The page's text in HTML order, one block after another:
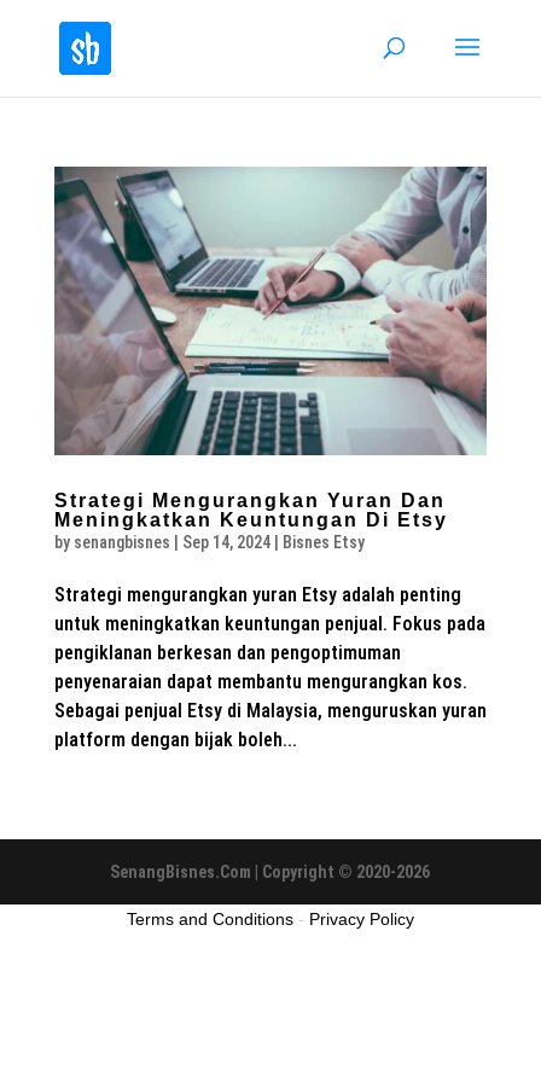
Strategi Mengurangkan Yuran Dan
Meningkatkan Keuntungan Di Etsy
by senangbisnes Sep 14, 2024| Bisnes Etsy
Strategi mengurangkan yuran Etsy adalah penting
untuk meningkatkan keuntungan penjual. Fokus pada
pengiklanan berkesan dan pengoptimuman
penyenaraian dapat membantu mengurangkan kos.
Sebagai penjual Etsy di Malaysia, menguruskan yuran
platform dengan bijak boleh...
SenangBisnes.Com | Copyright © 2020-2026
Terms and Conditions - Privacy Policy